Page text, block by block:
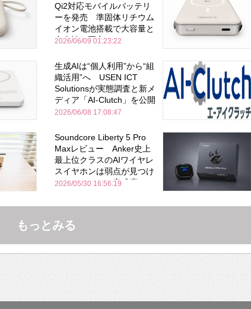
Qi2対応モバイルバッテリ
ーを発売 準固体リチウム
イオン電池搭載で大容量と
安全性を両立
2026/06/09 01:23:22
生成AIは“個人利用”から“組
織活用”へ USEN ICT
Solutionsが実態調査と新メ
ディア「AI-Clutch」を公開
2026/06/08 17:08:47
Soundcore Liberty 5 Pro
Maxレビュー Anker史上
最上位クラスのAIワイヤレ
スイヤホンは弱点が見つけ
づらいくらいの完成度にび
Bose並み
2026/05/30 16:56:19
もっとみる